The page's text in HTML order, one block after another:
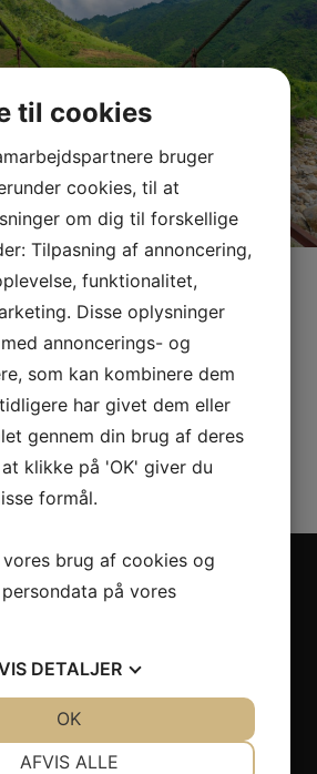
– Overskrift her
ea pretium. Mi delectus,
wisi sociosqu autem iaculis
nonummy sollicitudin
illo voluptas…
til cookies
bruger
cookies, til at
om dig til forskellige
Tilpasning af annoncering,
funktionalitet,
Disse oplysninger
annoncerings- og
som kan kombinere dem
har givet dem eller
gennem din brug af deres
klikke på 'OK' giver du
formål.
brug af cookies og
på vores
DETALJER
AFVIS ALLE
OK